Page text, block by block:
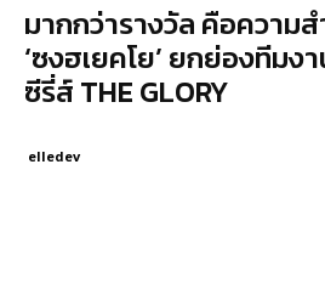
มากกว่ารางวัล คือความ
‘ซงฮเยคโย’ ยกย่องทีมง
ซีรี่ส์ THE GLORY
elledev